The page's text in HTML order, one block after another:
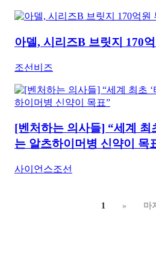
아델, 시리즈B 브릿지 170
조선비즈
[벤처하는 의사들] “세계 최
는 알츠하이머병 신약이 목
사이언스조선
1 » 마